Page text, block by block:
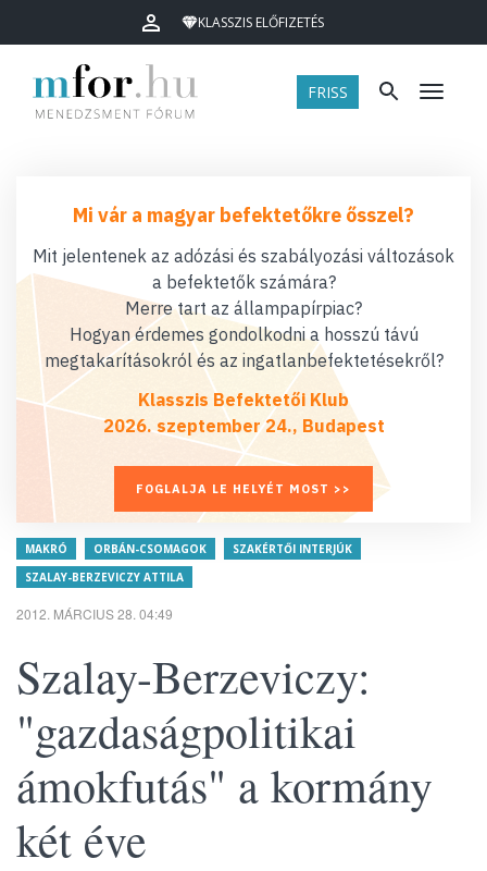
KLASSZIS ELŐFIZETÉS
FRISS Menü
Mi vár a magyar befektetőkre ősszel?
Mit jelentenek az adózási és szabályozási változások
a befektetők számára?
Merre tart az állampapírpiac?
Hogyan érdemes gondolkodni a hosszú távú
megtakarításokról és az ingatlanbefektetésekről?
Klasszis Befektetői Klub
2026. szeptember 24., Budapest
FOGLALJA LE HELYÉT MOST >>
MAKRÓ ORBÁN-CSOMAGOK
SZAKÉRTŐI INTERJÚK
SZALAY-BERZEVICZY ATTILA
2012. MÁRCIUS 28. 04:49
Szalay-Berzeviczy:
"gazdaságpolitikai
ámokfutás" a kormány
két éve